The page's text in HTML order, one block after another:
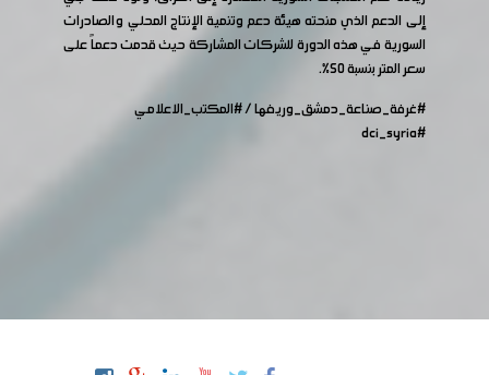
إلى الدعم الذي منحته هيئة دعم وتنمية الإنتاج المحلي والصادرات
السورية في هذه الدورة للشركات المشاركة حيث قدمت دعماً على
سعر المتر بنسبة 50%.
#غرفة_صناعة_دمشق_وريفها/#المكتب_الاعلامي
#dci_syria